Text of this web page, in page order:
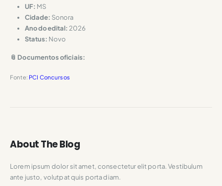
UF: MS
Cidade: Sonora
Ano do edital: 2026
Status: Novo
📎 Documentos oficiais:
Fonte: PCI Concursos
About The Blog
Lorem ipsum dolor sit amet, consectetur elit porta. Vestibulum
ante justo, volutpat quis porta diam.